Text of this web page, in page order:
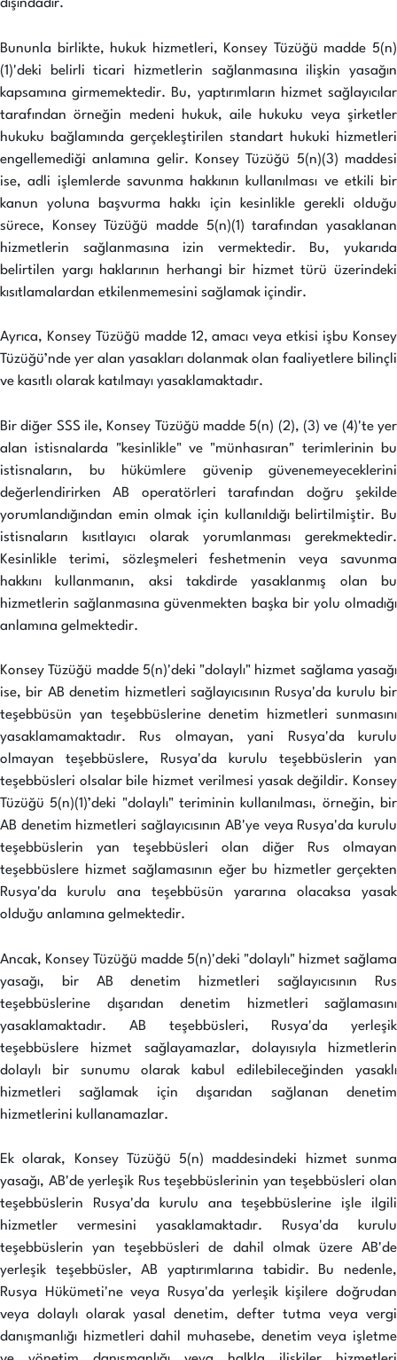
dışındadır.
Bununla birlikte, hukuk hizmetleri, Konsey Tüzüğü madde 5(n)
(1)'deki belirli ticari hizmetlerin sağlanmasına ilişkin yasağın
kapsamına girmemektedir. Bu, yaptırımların hizmet sağlayıcılar
tarafından örneğin medeni hukuk, aile hukuku veya şirketler
hukuku bağlamında gerçekleştirilen standart hukuki hizmetleri
engellemediği anlamına gelir. Konsey Tüzüğü 5(n)(3) maddesi
ise, adli işlemlerde savunma hakkının kullanılması ve etkili bir
kanun yoluna başvurma hakkı için kesinlikle gerekli olduğu
sürece, Konsey Tüzüğü madde 5(n)(1) tarafından yasaklanan
hizmetlerin sağlanmasına izin vermektedir. Bu, yukarıda
belirtilen yargı haklarının herhangi bir hizmet türü üzerindeki
kısıtlamalardan etkilenmemesini sağlamak içindir.
Ayrıca, Konsey Tüzüğü madde 12, amacı veya etkisi işbu Konsey
Tüzüğü’nde yer alan yasakları dolanmak olan faaliyetlere bilinçli
ve kasıtlı olarak katılmayı yasaklamaktadır.
Bir diğer SSS ile, Konsey Tüzüğü madde 5(n) (2), (3) ve (4)'te yer
alan istisnalarda "kesinlikle" ve "münhasıran" terimlerinin bu
istisnaların, bu hükümlere güvenip güvenemeyeceklerini
değerlendirirken AB operatörleri tarafından doğru şekilde
yorumlandığından emin olmak için kullanıldığı belirtilmiştir. Bu
istisnaların kısıtlayıcı olarak yorumlanması gerekmektedir.
Kesinlikle terimi, sözleşmeleri feshetmenin veya savunma
hakkını kullanmanın, aksi takdirde yasaklanmış olan bu
hizmetlerin sağlanmasına güvenmekten başka bir yolu olmadığı
anlamına gelmektedir.
Konsey Tüzüğü madde 5(n)'deki "dolaylı" hizmet sağlama yasağı
ise, bir AB denetim hizmetleri sağlayıcısının Rusya'da kurulu bir
teşebbüsün yan teşebbüslerine denetim hizmetleri sunmasını
yasaklamamaktadır. Rus olmayan, yani Rusya'da kurulu
olmayan teşebbüslere, Rusya'da kurulu teşebbüslerin yan
teşebbüsleri olsalar bile hizmet verilmesi yasak değildir. Konsey
Tüzüğü 5(n)(1)’deki "dolaylı" teriminin kullanılması, örneğin, bir
AB denetim hizmetleri sağlayıcısının AB'ye veya Rusya'da kurulu
teşebbüslerin yan teşebbüsleri olan diğer Rus olmayan
teşebbüslere hizmet sağlamasının eğer bu hizmetler gerçekten
Rusya'da kurulu ana teşebbüsün yararına olacaksa yasak
olduğu anlamına gelmektedir.
Ancak, Konsey Tüzüğü madde 5(n)'deki "dolaylı" hizmet sağlama
yasağı, bir AB denetim hizmetleri sağlayıcısının Rus
teşebbüslerine dışarıdan denetim hizmetleri sağlamasını
yasaklamaktadır. AB teşebbüsleri, Rusya'da yerleşik
teşebbüslere hizmet sağlayamazlar, dolayısıyla hizmetlerin
dolaylı bir sunumu olarak kabul edilebileceğinden yasaklı
hizmetleri sağlamak için dışarıdan sağlanan denetim
hizmetlerini kullanamazlar.
Ek olarak, Konsey Tüzüğü 5(n) maddesindeki hizmet sunma
yasağı, AB'de yerleşik Rus teşebbüslerinin yan teşebbüsleri olan
teşebbüslerin Rusya'da kurulu ana teşebbüslerine işle ilgili
hizmetler vermesini yasaklamaktadır. Rusya'da kurulu
teşebbüslerin yan teşebbüsleri de dahil olmak üzere AB'de
yerleşik teşebbüsler, AB yaptırımlarına tabidir. Bu nedenle,
Rusya Hükümeti'ne veya Rusya'da yerleşik kişilere doğrudan
veya dolaylı olarak yasal denetim, defter tutma veya vergi
danışmanlığı hizmetleri dahil muhasebe, denetim veya işletme